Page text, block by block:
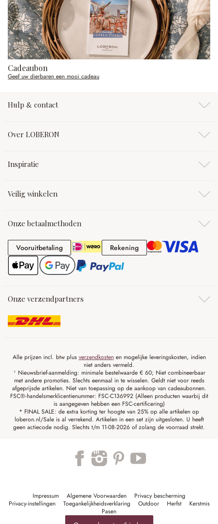
Cadeaubon
Geef uw dierbaren een mooi cadeau
Hulp & contact
Over LOBERON
Inspiratie
Veilig winkelen
Onze betaalmethoden
VooruitbetalingVooruitbetaling RekeningRekening
Onze verzendpartners
Alle prijzen incl. btw plus verzendkostenen mogelijke leveringskosten, indien
niet anders vermeld.
¹ Nieuwsbrief-aanmelding: minimale bestelwaarde € 60; Niet combineerbaar
met andere promoties. Slechts eenmaal in te wisselen. Geldt niet voor reeds
afgeprijsde artikelen. Niet van toepassing op de aankoop van cadeaubonnen.
FSC®-handelsmerklicentienummer: FSC-C136992 (Alleen producten waarbij dit
is aangegeven hebben een FSC-certificering)
* FINAL SALE: de extra korting ter hoogte van 25% op alle artikelen op
loberon.nl/Sale is al verrekend. Artikelen in een set zijn uitgesloten. U heeft
geen actiecode nodig. Slechts t/m 11-08-2026 of zolang de voorraad strekt.
Impressum Algemene Voorwaarden
Privacy bescherming
Privacy-instellingen
Toegankelijkheidsverklaring Outdoor Herfst
Kerstmis
Pasen